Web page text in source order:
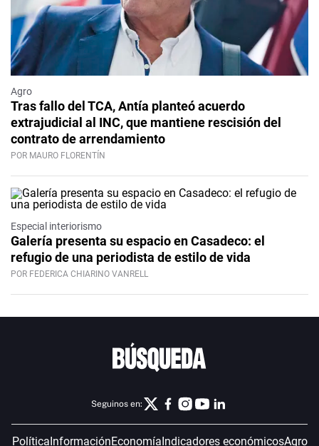
Agro
Tras fallo del TCA, Antía planteó acuerdo
extrajudicial al INC, que mantiene rescisión del
contrato de arrendamiento
POR MAURO FLORENTÍN
Especial interiorismo
Galería presenta su espacio en Casadeco: el
refugio de una periodista de estilo de vida
POR FEDERICA CHIARINO VANRELL
Seguinos en:
PolíticaInformaciónEconomíaIndicadores económicosAgro